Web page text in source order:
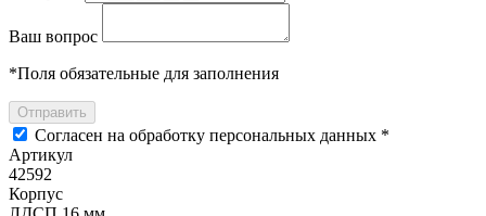
Ваш вопрос
*Поля обязательные для заполнения
Отправить
Согласен на обработку персональных данных *
Артикул
42592
Корпус